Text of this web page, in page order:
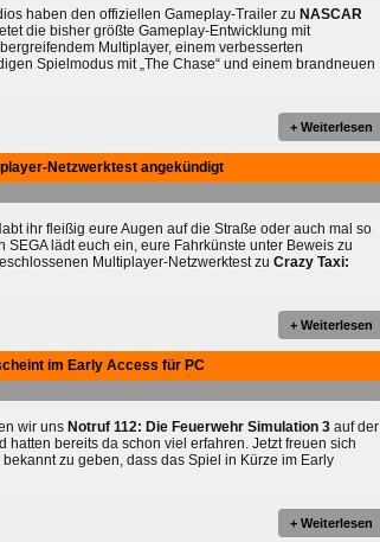
haben den offiziellen Gameplay-Trailer zu NASCAR
die bisher größte Gameplay-Entwicklung mit
Multiplayer, einem verbesserten
Spielmodus mit „The Chase“ und einem brandneuen
+ Weiterlesen
Netzwerktest angekündigt
ihr fleißig eure Augen auf die Straße oder auch mal so
SEGA lädt euch ein, eure Fahrkünste unter Beweis zu
Multiplayer-Netzwerktest zu Crazy Taxi:
+ Weiterlesen
im Early Access für PC
wir uns Notruf 112: Die Feuerwehr Simulation 3 auf der
hatten bereits da schon viel erfahren. Jetzt freuen sich
zu geben, dass das Spiel in Kürze im Early
+ Weiterlesen